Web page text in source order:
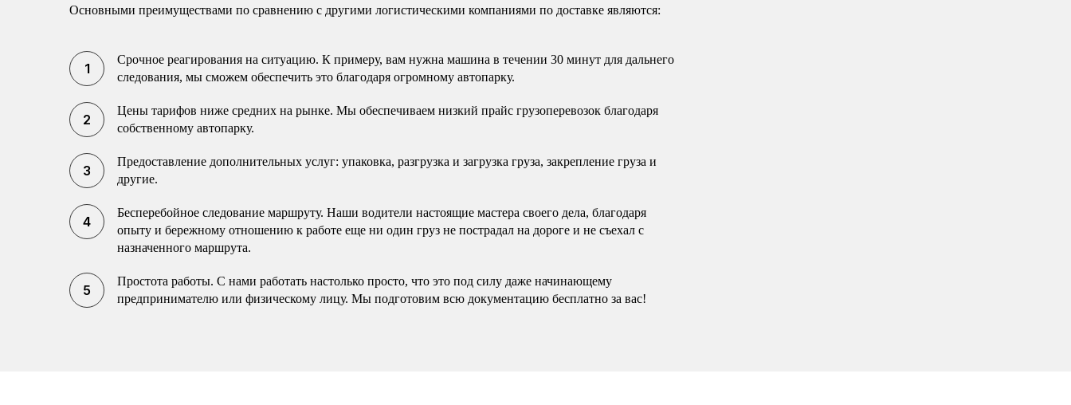
Основными преимуществами по сравнению с другими логистическими компаниями по доставке являются:
Срочное реагирования на ситуацию. К примеру, вам нужна машина в течении 30 минут для дальнего
следования, мы сможем обеспечить это благодаря огромному автопарку.
Цены тарифов ниже средних на рынке. Мы обеспечиваем низкий прайс грузоперевозок благодаря
собственному автопарку.
Предоставление дополнительных услуг: упаковка, разгрузка и загрузка груза, закрепление груза и
другие.
Бесперебойное следование маршруту. Наши водители настоящие мастера своего дела, благодаря
опыту и бережному отношению к работе еще ни один груз не пострадал на дороге и не съехал с
назначенного маршрута.
Простота работы. С нами работать настолько просто, что это под силу даже начинающему
предпринимателю или физическому лицу. Мы подготовим всю документацию бесплатно за вас!